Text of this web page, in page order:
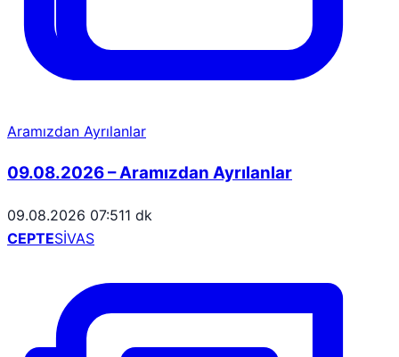
Aramızdan Ayrılanlar
09.08.2026 – Aramızdan Ayrılanlar
09.08.2026 07:511 dk
CEPTESİVAS